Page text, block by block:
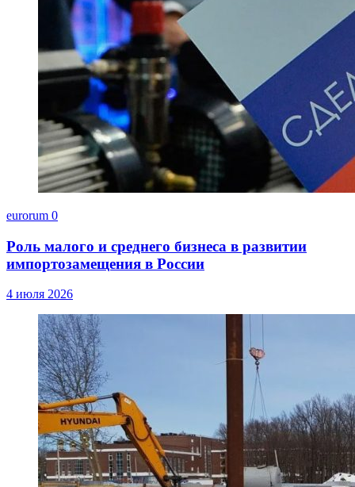
eurorum 0
Роль малого и среднего бизнеса в развитии
импортозамещения в России
4 июля 2026